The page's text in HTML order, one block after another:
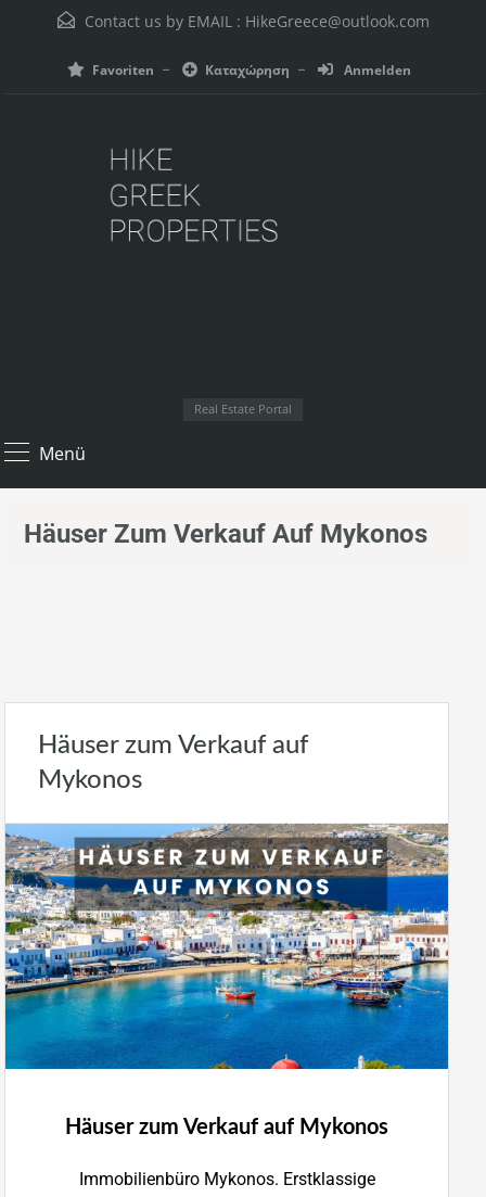
Contact us by EMAIL : HikeGreece@outlook.com
Favoriten Καταχώρηση Anmelden
Real Estate Portal
Menü
Häuser Zum Verkauf Auf Mykonos
Häuser zum Verkauf auf
Mykonos
Häuser zum Verkauf auf Mykonos
Immobilienbüro Mykonos. Erstklassige